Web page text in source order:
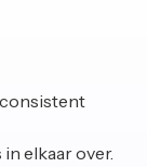
elkaar over.